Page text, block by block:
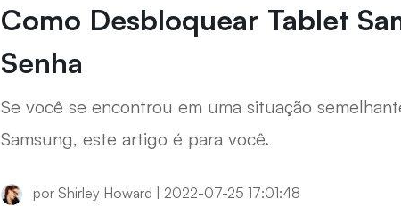
Como Desbloquear Tablet
Senha
Se você se encontrou em uma situação
Samsung, este artigo é para você.
por Shirley Howard | 2022-07-25 17:01:48